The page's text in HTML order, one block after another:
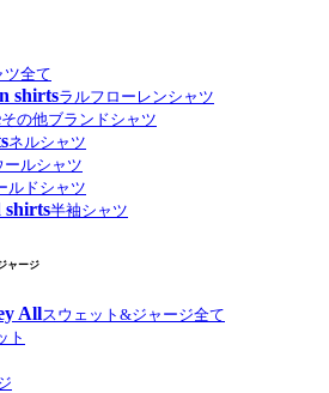
ツ全て
shirtsラルフローレンシャツ
その他ブランドシャツ
ネルシャツ
ールシャツ
ルドシャツ
shirts半袖シャツ
ャージ
Allスウェット&ジャージ全て
ト